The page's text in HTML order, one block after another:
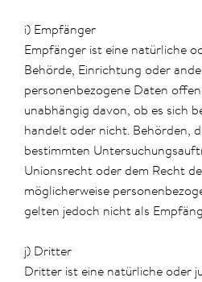
i) Empfänger
Empfänger ist eine natürliche
Behörde, Einrichtung oder
personenbezogene Daten
unabhängig davon, ob es sich
handelt oder nicht. Behörden,
bestimmten
Unionsrecht oder dem Recht
möglicherweise
gelten jedoch nicht als
j) Dritter
Dritter ist eine natürliche oder